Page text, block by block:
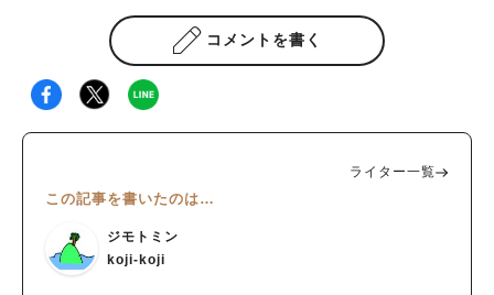
コメントを書く
ライター一覧
この記事を書いたのは…
ジモトミン
koji-koji